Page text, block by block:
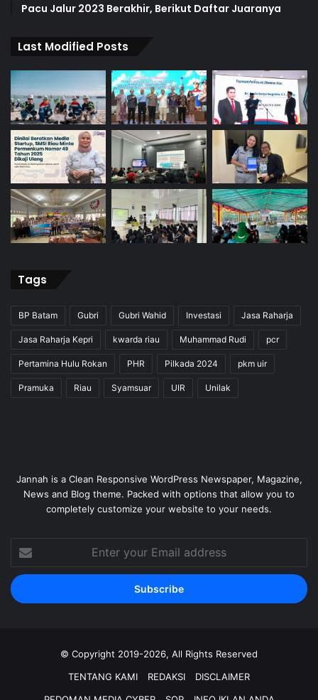
Pacu Jalur 2023 Berakhir, Berikut Daftar Juaranya
Last Modified Posts
Tags
BP Batam Gubri Gubri Wahid Investasi Jasa Raharja
Jasa Raharja Kepri kwarda riau Muhammad Rudi pcr
Pertamina Hulu Rokan PHR Pilkada 2024 pkm uir
Pramuka Riau Syamsuar UIR Unilak
Jannah is a Clean Responsive WordPress Newspaper, Magazine,
News and Blog theme. Packed with options that allow you to
completely customize your website to your needs.
your
Email
address
© Copyright 2019-2026, All Rights Reserved
TENTANG KAMI
REDAKSI
DISCLAIMER